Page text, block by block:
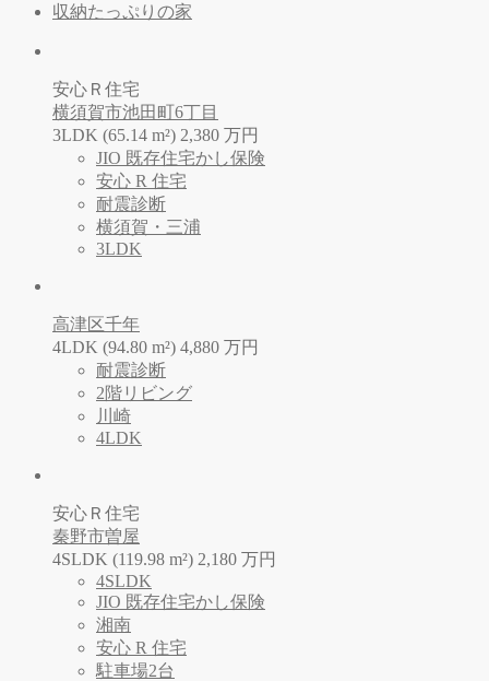
収納たっぷりの家
安心Ｒ住宅
横須賀市池田町6丁目
3LDK (65.14 m²) 2,380 万円
JIO 既存住宅かし保険
安心 R 住宅
耐震診断
横須賀・三浦
3LDK
高津区千年
4LDK (94.80 m²) 4,880 万円
耐震診断
2階リビング
川崎
4LDK
安心Ｒ住宅
秦野市曽屋
4SLDK (119.98 m²) 2,180 万円
4SLDK
JIO 既存住宅かし保険
湘南
安心 R 住宅
駐車場2台